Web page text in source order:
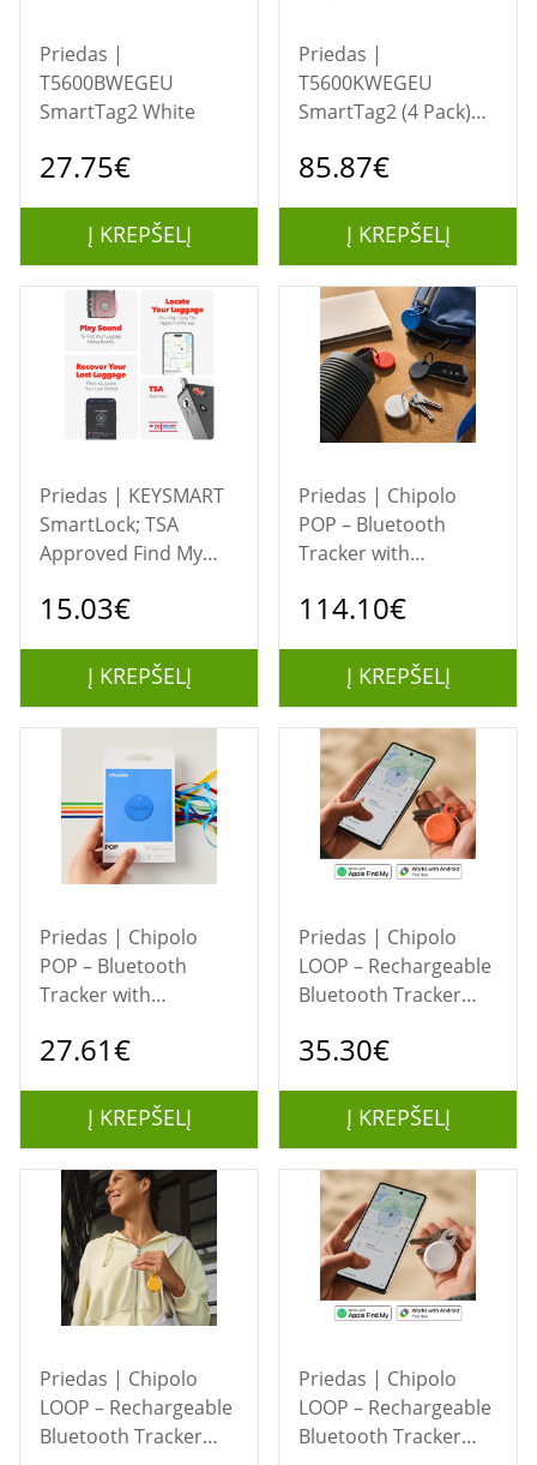
Priedas |
T5600BWEGEU
SmartTag2 White
27.75€
Į KREPŠELĮ
Priedas |
T5600KWEGEU
SmartTag2 (4 Pack)
85.87€
Į KREPŠELĮ
Priedas | KEYSMART
SmartLock; TSA
Approved Find My
15.03€
Į KREPŠELĮ
Priedas | Chipolo
POP – Bluetooth
Tracker with
for iOS &amp;
White, Red, Blue
114.10€
Į KREPŠELĮ
Priedas | Chipolo
POP – Bluetooth
Tracker with
for iOS &amp;
27.61€
Į KREPŠELĮ
Priedas | Chipolo
LOOP – Rechargeable
Bluetooth Tracker
iOS &amp; Android,
35.30€
Į KREPŠELĮ
Priedas | Chipolo
LOOP – Rechargeable
Bluetooth Tracker
Priedas | Chipolo
LOOP – Rechargeable
Bluetooth Tracker